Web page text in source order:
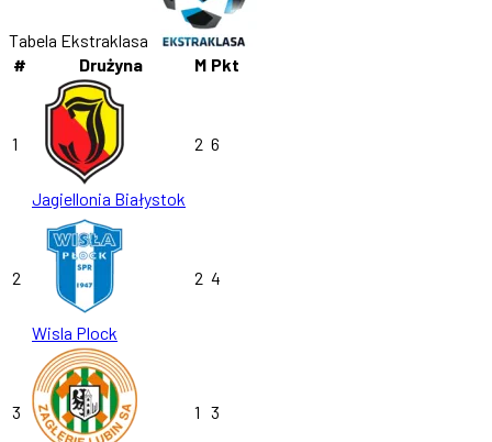
Tabela Ekstraklasa
#
Drużyna M Pkt
1
Jagiellonia Białystok
2 6
2
Wisla Plock
2 4
3 1 3